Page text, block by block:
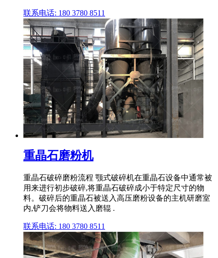
联系电话: 180 3780 8511
重晶石磨粉机
重晶石破碎磨粉流程 颚式破碎机在重晶石设备中通常被
用来进行初步破碎,将重晶石破碎成小于特定尺寸的物
料。破碎后的重晶石被送入高压磨粉设备的主机研磨室
内,铲刀会将物料送入磨辊 .
联系电话: 180 3780 8511